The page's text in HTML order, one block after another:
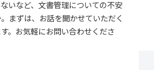
いなど、文書管理についての不安
まずは、お話を聞かせていただく
。お気軽にお問い合わせくださ